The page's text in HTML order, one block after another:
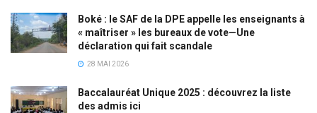
Boké : le SAF de la DPE appelle les enseignants à
« maîtriser » les bureaux de vote—Une
déclaration qui fait scandale
28 MAI 2026
Baccalauréat Unique 2025 : découvrez la liste
des admis ici